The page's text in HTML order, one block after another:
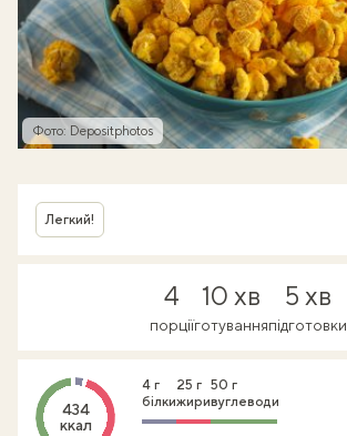
Фото: Depositphotos
Легкий!
4
порції
10 хв
готування
5 хв
підготовки
434
ккал
4 г
білки
25 г
жири
50 г
вуглеводи